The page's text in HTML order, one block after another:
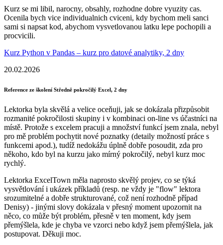
Kurz se mi libil, narocny, obsahly, rozhodne dobre vyuzity cas.
Ocenila bych vice individualnich cviceni, kdy bychom meli sanci
sami si napsat kod, abychom vysvetlovanou latku lepe pochopili a
procvicili.
Kurz Python v Pandas – kurz pro datové analytiky, 2 dny
20.02.2026
Reference ze školení Středně pokročilý Excel, 2 dny
Lektorka byla skvělá a velice oceňuji, jak se dokázala přizpůsobit
rozmanité pokročilosti skupiny i v kombinaci on-line vs účastníci na
místě. Protože s excelem pracuji a množství funkcí jsem znala, nebyl
pro mě problém pochytit nové poznatky (detaily možností práce s
funkcemi apod.), tudíž nedokážu úplně dobře posoudit, zda pro
někoho, kdo byl na kurzu jako mírný pokročilý, nebyl kurz moc
rychlý.
Lektorka ExcelTown měla naprosto skvělý projev, co se týká
vysvětlování i ukázek příkladů (resp. ne vždy je "flow" lektora
srozumitelné a dobře strukturované, což není rozhodně případ
Denisy) - jinými slovy dokázala v přesný moment upozornit na
něco, co může být problém, přesně v ten moment, kdy jsem
přemýšlela, kde je chyba ve vzorci nebo když jsem přemýšlela, jak
postupovat. Děkuji moc.